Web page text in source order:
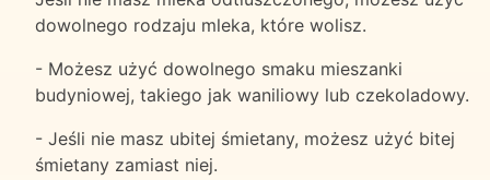
dowolnego rodzaju mleka, które wolisz.
- Możesz użyć dowolnego smaku mieszanki
budyniowej, takiego jak waniliowy lub czekoladowy.
- Jeśli nie masz ubitej śmietany, możesz użyć bitej
śmietany zamiast niej.